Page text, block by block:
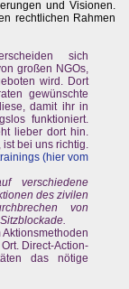
und Visionen.
rechtlichen Rahmen
sich
großen NGOs,
wird. Dort
gewünschte
damit ihr in
funktioniert.
lieber dort hin.
bei uns richtig.
(hier vom
verschiedene
des zivilen
von
Direct-Action-
das nötige